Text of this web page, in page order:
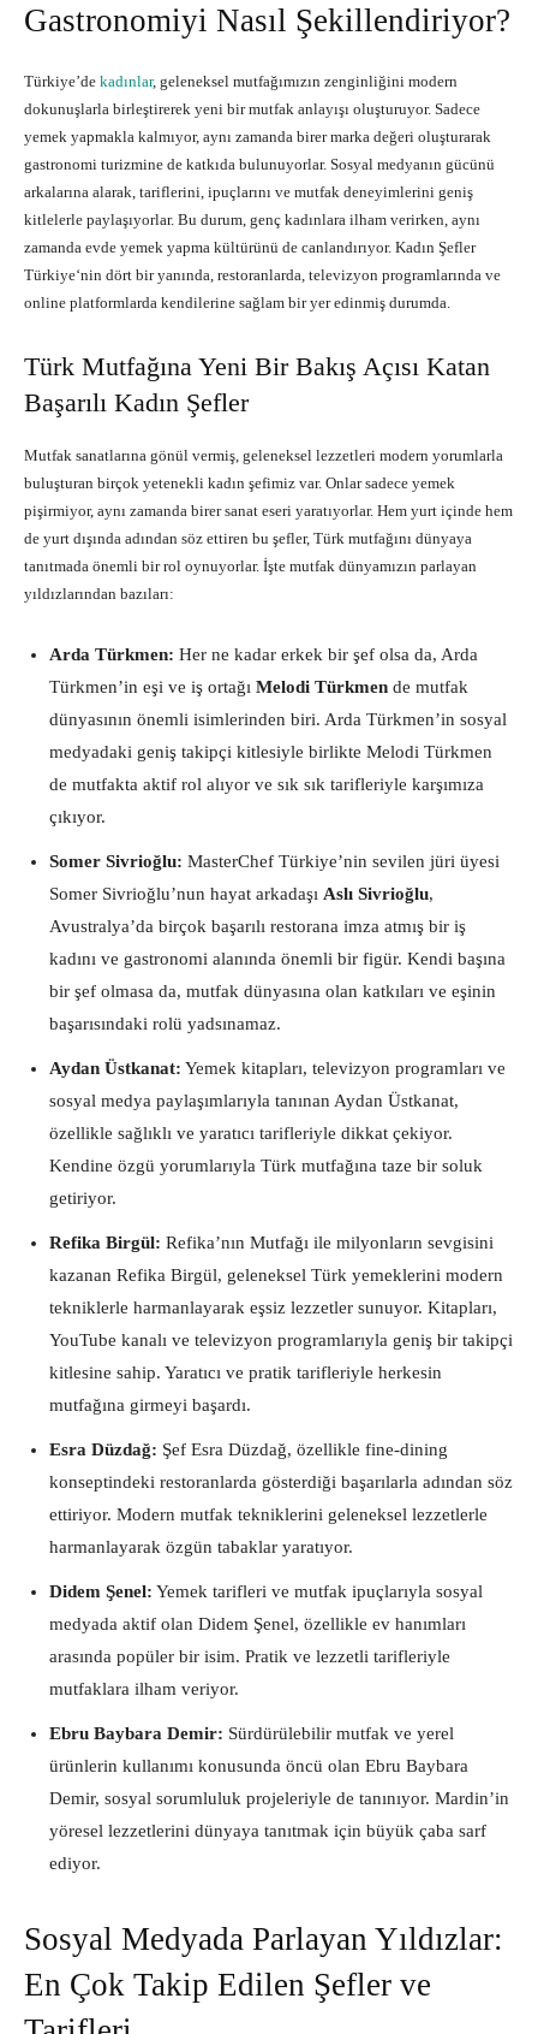
Gastronomiyi Nasıl Şekillendiriyor?
Türkiye’de kadınlar, geleneksel mutfağımızın zenginliğini modern
dokunuşlarla birleştirerek yeni bir mutfak anlayışı oluşturuyor. Sadece
yemek yapmakla kalmıyor, aynı zamanda birer marka değeri oluşturarak
gastronomi turizmine de katkıda bulunuyorlar. Sosyal medyanın gücünü
arkalarına alarak, tariflerini, ipuçlarını ve mutfak deneyimlerini geniş
kitlelerle paylaşıyorlar. Bu durum, genç kadınlara ilham verirken, aynı
zamanda evde yemek yapma kültürünü de canlandırıyor. Kadın Şefler
Türkiye‘nin dört bir yanında, restoranlarda, televizyon programlarında ve
online platformlarda kendilerine sağlam bir yer edinmiş durumda.
Türk Mutfağına Yeni Bir Bakış Açısı Katan
Başarılı Kadın Şefler
Mutfak sanatlarına gönül vermiş, geleneksel lezzetleri modern yorumlarla
buluşturan birçok yetenekli kadın şefimiz var. Onlar sadece yemek
pişirmiyor, aynı zamanda birer sanat eseri yaratıyorlar. Hem yurt içinde hem
de yurt dışında adından söz ettiren bu şefler, Türk mutfağını dünyaya
tanıtmada önemli bir rol oynuyorlar. İşte mutfak dünyamızın parlayan
yıldızlarından bazıları:
Arda Türkmen: Her ne kadar erkek bir şef olsa da, Arda
Türkmen’in eşi ve iş ortağı Melodi Türkmen de mutfak
dünyasının önemli isimlerinden biri. Arda Türkmen’in sosyal
medyadaki geniş takipçi kitlesiyle birlikte Melodi Türkmen
de mutfakta aktif rol alıyor ve sık sık tarifleriyle karşımıza
çıkıyor.
Somer Sivrioğlu: MasterChef Türkiye’nin sevilen jüri üyesi
Somer Sivrioğlu’nun hayat arkadaşı Aslı Sivrioğlu,
Avustralya’da birçok başarılı restorana imza atmış bir iş
kadını ve gastronomi alanında önemli bir figür. Kendi başına
bir şef olmasa da, mutfak dünyasına olan katkıları ve eşinin
başarısındaki rolü yadsınamaz.
Aydan Üstkanat: Yemek kitapları, televizyon programları ve
sosyal medya paylaşımlarıyla tanınan Aydan Üstkanat,
özellikle sağlıklı ve yaratıcı tarifleriyle dikkat çekiyor.
Kendine özgü yorumlarıyla Türk mutfağına taze bir soluk
getiriyor.
Refika Birgül: Refika’nın Mutfağı ile milyonların sevgisini
kazanan Refika Birgül, geleneksel Türk yemeklerini modern
tekniklerle harmanlayarak eşsiz lezzetler sunuyor. Kitapları,
YouTube kanalı ve televizyon programlarıyla geniş bir takipçi
kitlesine sahip. Yaratıcı ve pratik tarifleriyle herkesin
mutfağına girmeyi başardı.
Esra Düzdağ: Şef Esra Düzdağ, özellikle fine-dining
konseptindeki restoranlarda gösterdiği başarılarla adından söz
ettiriyor. Modern mutfak tekniklerini geleneksel lezzetlerle
harmanlayarak özgün tabaklar yaratıyor.
Didem Şenel: Yemek tarifleri ve mutfak ipuçlarıyla sosyal
medyada aktif olan Didem Şenel, özellikle ev hanımları
arasında popüler bir isim. Pratik ve lezzetli tarifleriyle
mutfaklara ilham veriyor.
Ebru Baybara Demir: Sürdürülebilir mutfak ve yerel
ürünlerin kullanımı konusunda öncü olan Ebru Baybara
Demir, sosyal sorumluluk projeleriyle de tanınıyor. Mardin’in
yöresel lezzetlerini dünyaya tanıtmak için büyük çaba sarf
ediyor.
Sosyal Medyada Parlayan Yıldızlar:
En Çok Takip Edilen Şefler ve